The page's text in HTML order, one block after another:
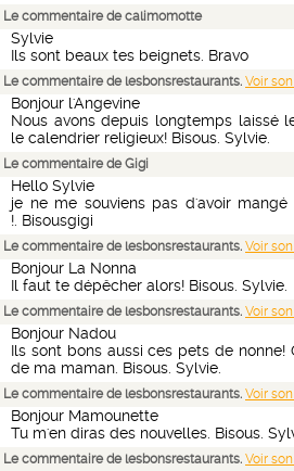
Le commentaire de calimomotte
Sylvie
Ils sont beaux tes beignets. Bravo
Le commentaire de lesbonsrestaurants. Voir
Bonjour l'Angevine
Nous avons depuis longtemps laissé
le calendrier religieux! Bisous. Sylvie.
Le commentaire de Gigi
Hello Sylvie
je ne me souviens pas d'avoir
!. Bisousgigi
Le commentaire de lesbonsrestaurants. Voir
Bonjour La Nonna
Il faut te dépêcher alors! Bisous. Sylvie.
Le commentaire de lesbonsrestaurants. Voir
Bonjour Nadou
Ils sont bons aussi ces pets de
de ma maman. Bisous. Sylvie.
Le commentaire de lesbonsrestaurants. Voir
Bonjour Mamounette
Tu m'en diras des nouvelles. Bisous.
Le commentaire de lesbonsrestaurants. Voir